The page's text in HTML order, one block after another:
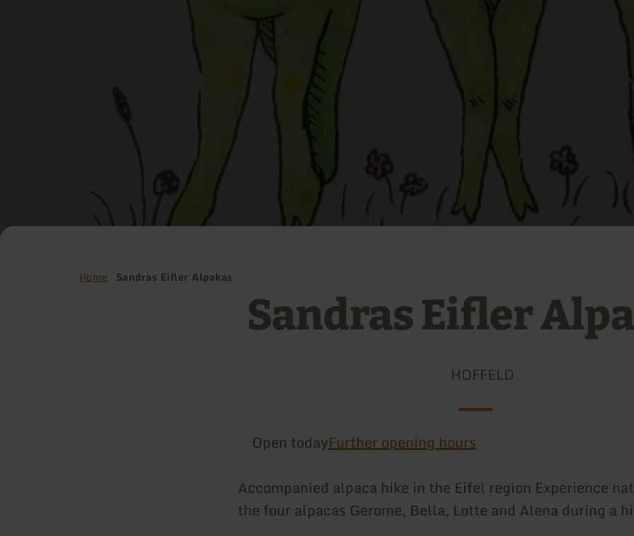
Home Sandras Eifler Alpakas
Sandras Eifler
HOFFELD
Open todayFurther opening hours
Accompanied alpaca hike in the Eifel region Experience
the four alpacas Gerome, Bella, Lotte and Alena during a